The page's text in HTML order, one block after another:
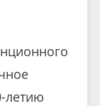
летию